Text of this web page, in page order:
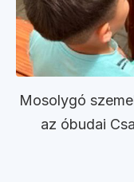
Mosolygó
az óbudai